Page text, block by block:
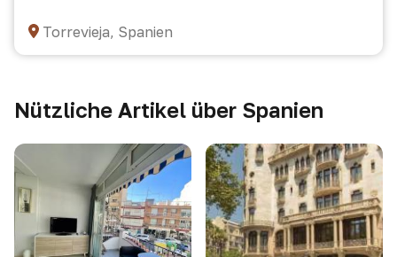
Torrevieja, Spanien
Nützliche Artikel über Spanien